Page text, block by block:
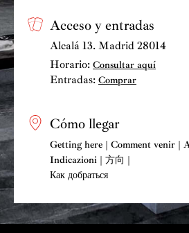
Acceso y entradas
Alcalá 13. Madrid 28014
Horario: Consultar aquí
Entradas: Comprar
Cómo llegar
Getting here | Comment venir |
Indicazioni | 方向 |
Как добраться